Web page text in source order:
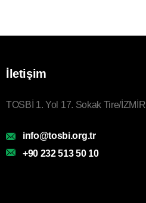
İletişim
TOSBİ 1. Yol 17. Sokak Tire/İZMİR
info@tosbi.org.tr
+90 232 513 50 10